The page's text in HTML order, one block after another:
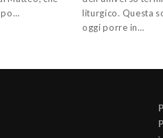
liturgico. Questa
oggi porre in…